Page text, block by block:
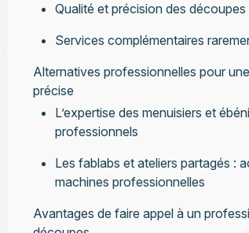
Qualité et précision des
Services complémentaires
Alternatives professionnelles pour
précise
L’expertise des menuisiers et
professionnels
Les fablabs et ateliers partagés :
machines professionnelles
Avantages de faire appel à un